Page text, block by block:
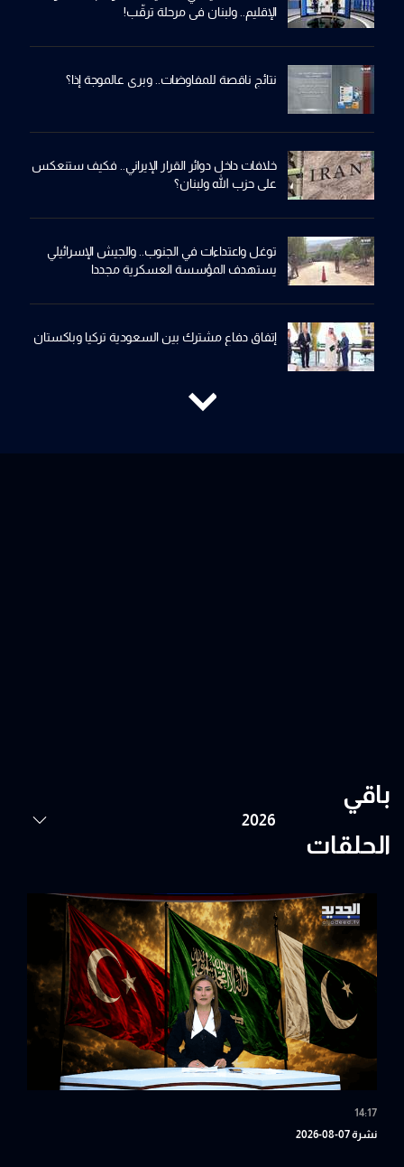
الإقليم.. ولبنان في مرحلة ترقّب!
نتائج ناقصة للمفاوضات.. وبري عالموجة إذا؟
خلافات داخل دوائر القرار الإيراني.. فكيف ستنعكس
على حزب الله ولبنان؟
توغل واعتداءات في الجنوب.. والجيش الإسرائيلي
يستهدف المؤسسة العسكرية مجددا
إتفاق دفاع مشترك بين السعودية تركيا وباكستان
باقي
الحلقات
14:17
نشرة 07-08-2026